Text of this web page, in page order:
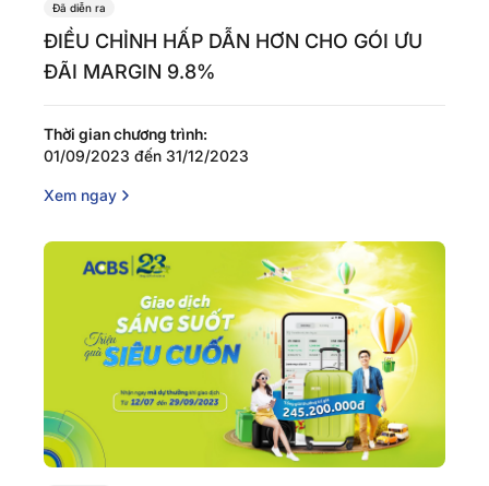
Đã diễn ra
ĐIỀU CHỈNH HẤP DẪN HƠN CHO GÓI ƯU
ĐÃI MARGIN 9.8%
Thời gian chương trình:
01/09/2023 đến 31/12/2023
Xem ngay